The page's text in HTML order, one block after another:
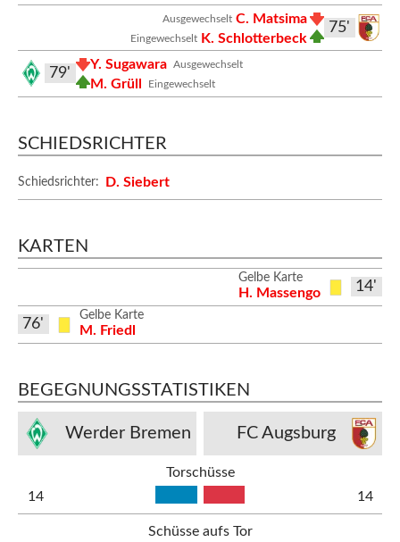
75'
Ausgewechselt C. Matsima
Eingewechselt K. Schlotterbeck
Ausgewechselt
Y. Sugawara
Eingewechselt
M. Grüll
79'
SCHIEDSRICHTER
Schiedsrichter: D. Siebert
KARTEN
14'
Gelbe Karte
H. Massengo
Gelbe Karte
M. Friedl
76'
BEGEGNUNGSSTATISTIKEN
Werder Bremen FC Augsburg
Torschüsse
14
14
Schüsse aufs Tor